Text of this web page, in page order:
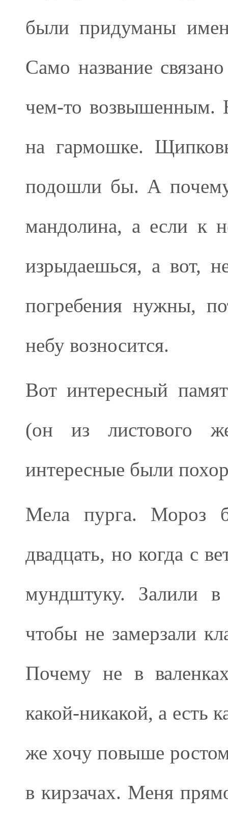
были придуманы
Само название
чем-то возвышенным.
на гармошке.
подошли бы. А
мандолина, а если к
изрыдаешься, а вот,
погребения нужны,
небу возносится.
Вот интересный
(он из листового
интересные были
Мела пурга. Мороз
двадцать, но когда с
мундштуку. Залили в
чтобы не замерзали
Почему не в
какой-никакой, а есть
же хочу повыше
в кирзачах. Меня